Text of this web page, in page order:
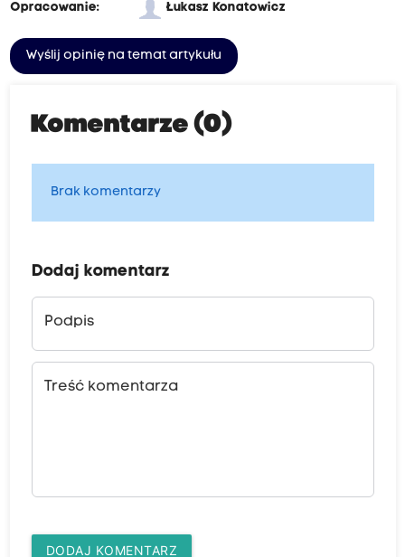
Opracowanie:
Łukasz Konatowicz
Wyślij opinię na temat artykułu
Komentarze (0)
Brak komentarzy
Dodaj komentarz
Podpis
Treść komentarza
DODAJ KOMENTARZ